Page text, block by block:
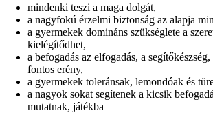
mindenki teszi a maga dolgát,
a nagyfokú érzelmi biztonság az alapja
a gyermekek domináns szükséglete a
kielégítődhet,
a befogadás az elfogadás, a
fontos erény,
a gyermekek toleránsak, lemondóak és
a nagyok sokat segítenek a kicsik
mutatnak, játékba